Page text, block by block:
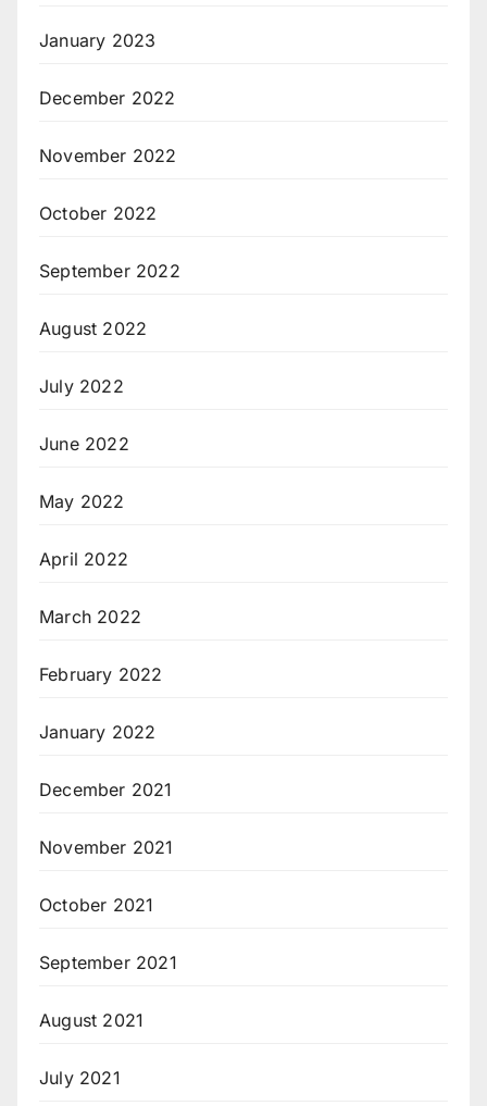
January 2023
December 2022
November 2022
October 2022
September 2022
August 2022
July 2022
June 2022
May 2022
April 2022
March 2022
February 2022
January 2022
December 2021
November 2021
October 2021
September 2021
August 2021
July 2021